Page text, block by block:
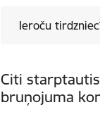
Ieroču
Citi
bruņojuma